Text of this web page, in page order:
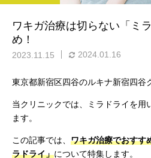
ワキガ治療は切らない「ミ
め！
2023.11.15 2024.01.16
東京都新宿区四谷のルキナ新宿四谷
当クリニックでは、ミラドライを用
ます。
この記事では、 ワキガ治療でおすす
ラドライ」について特集します。